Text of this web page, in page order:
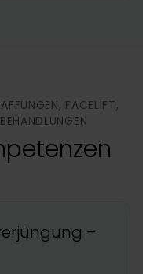
FACELIFT,
–